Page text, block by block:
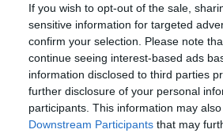
If you wish to opt-out of the sale,
sensitive information for targeted
confirm your selection. Please note
continue seeing interest-based ads
information disclosed to third parties
further disclosure of your personal
participants. This information may
Downstream Participants that may
Item-no. 10002054
0,50 L Flasche - €
& red - pale
Item-no. 42011002
0,50 L DOSE - €